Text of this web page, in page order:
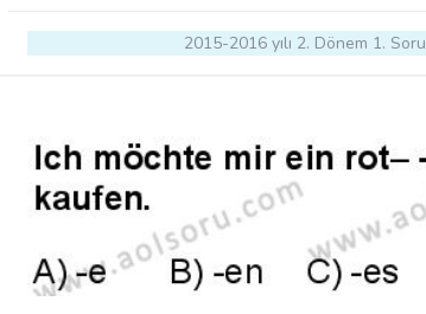
2015-2016 yılı 2. Dönem 1. Soru